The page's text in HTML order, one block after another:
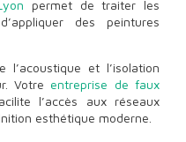
permet de traiter les
des peintures
l’acoustique et l’isolation
Votre entreprise de faux
l’accès aux réseaux
esthétique moderne.